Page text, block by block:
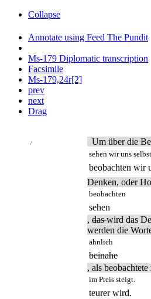
Collapse
Annotate using Feed The Pundit
Ms-179 Diplomatic transcription
Facsimile
Ms-179,24r[2]
prev
next
Drag
/ Um über die
sehen wir uns
beobachten wir
Denken, oder
beobachten
sehen
, daswird das
werden die
ähnlich
beinahe
, als
im Preis steigt.
teurer wird.